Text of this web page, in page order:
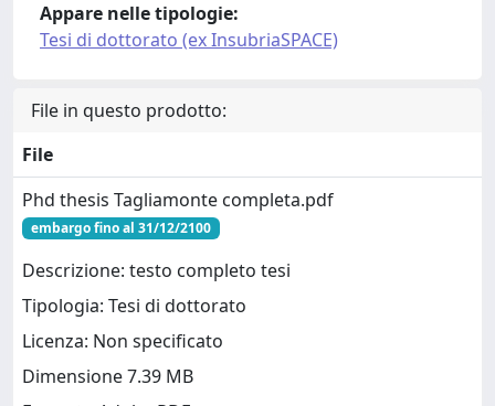
Appare nelle tipologie:
Tesi di dottorato (ex InsubriaSPACE)
File in questo prodotto:
File
Phd thesis Tagliamonte completa.pdf
embargo fino al 31/12/2100
Descrizione: testo completo tesi
Tipologia: Tesi di dottorato
Licenza: Non specificato
Dimensione 7.39 MB